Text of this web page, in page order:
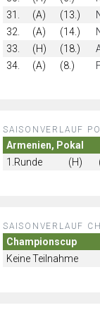
31.
(A) (13.)
32.
(A) (14.)
33.
(H) (18.)
34.
(A) (8.)
SAISONVERLAUF
Armenien, Pokal
1.Runde
(H)
SAISONVERLAUF
Championscup
Keine Teilnahme